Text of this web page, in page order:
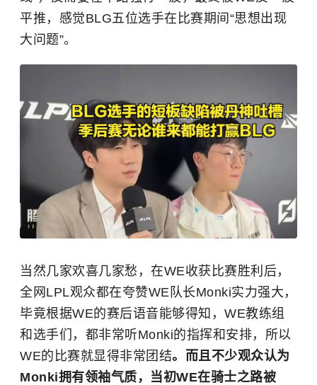
平推，感觉BLG五位选手在比赛期间“思想出现
大问题”。
当然几家欢喜几家愁，在WE收获比赛胜利后，
全网LPL观众都在夸赞WE队长Monki实力强大，
毕竟根据WE的赛后语音能够得知，WE教练组
和选手们，都非常听Monki的指挥和安排，所以
WE的比赛就显得非常团结。而且不少观众认为
Monki拥有领袖气质，当初WE在骑士之路被